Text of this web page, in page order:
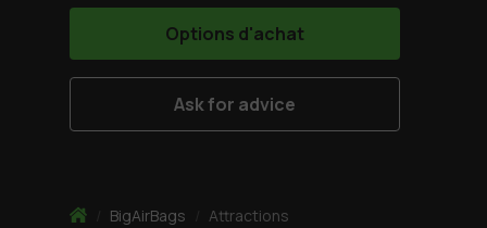
Options d'achat
Ask for advice
HomeBigAirBags Attractions